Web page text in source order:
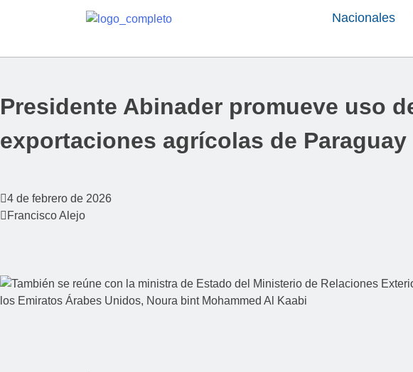
Nacionales
Presidente Abinader promueve uso
exportaciones agrícolas de Paraguay
4 de febrero de 2026
Francisco Alejo